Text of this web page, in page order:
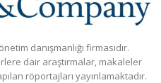
danışmanlığı firmasıdır.
dair araştırmalar, makaleler
röportajları yayınlamaktadır.